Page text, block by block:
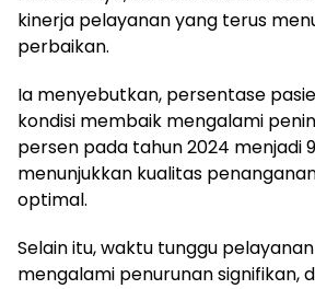
kinerja pelayanan yang terus
perbaikan.
Ia menyebutkan, persentase
kondisi membaik mengalami
persen pada tahun 2024 menjadi
menunjukkan kualitas
optimal.
Selain itu, waktu tunggu
mengalami penurunan signifikan,